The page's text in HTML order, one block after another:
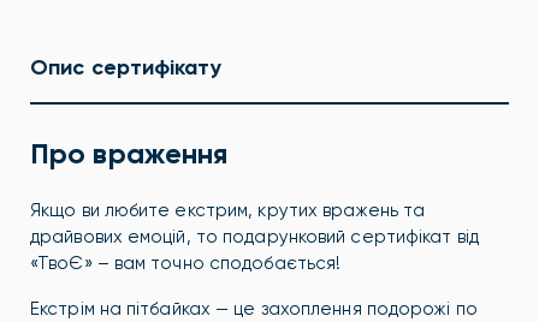
Опис сертифікату
Про враження
Якщо ви любите екстрим, крутих вражень та
драйвових емоцій, то подарунковий сертифікат від
«ТвоЄ» – вам точно сподобається!
Екстрім на пітбайках — це захоплення подорожі по